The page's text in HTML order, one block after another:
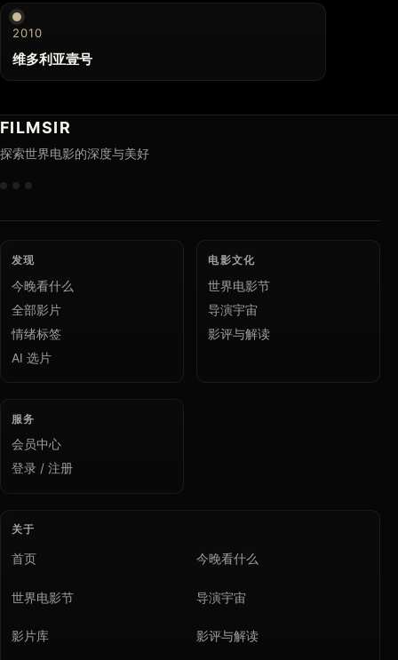
2010
维多利亚壹号
FILMSIR
探索世界电影的深度与美好
发现
今晚看什么
全部影片
情绪标签
AI 选片
电影文化
世界电影节
导演宇宙
影评与解读
服务
会员中心
登录 / 注册
关于
首页 今晚看什么
世界电影节 导演宇宙
影片库 影评与解读